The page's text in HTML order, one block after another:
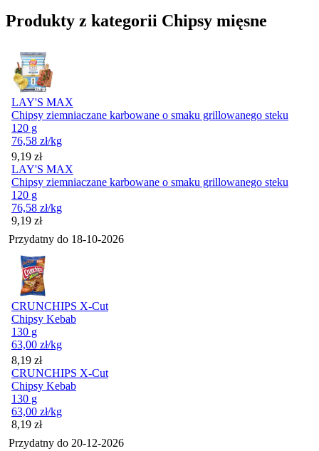
Produkty z kategorii Chipsy mięsne
LAY'S MAX
Chipsy ziemniaczane karbowane o smaku grillowanego steku
120 g
76,58 zł/kg
Cena
9,19 zł
LAY'S MAX
Chipsy ziemniaczane karbowane o smaku grillowanego steku
120 g
76,58 zł/kg
Cena
9,19 zł
Przydatny do 18-10-2026
CRUNCHIPS X-Cut
Chipsy Kebab
130 g
63,00 zł/kg
Cena
8,19 zł
CRUNCHIPS X-Cut
Chipsy Kebab
130 g
63,00 zł/kg
Cena
8,19 zł
Przydatny do 20-12-2026